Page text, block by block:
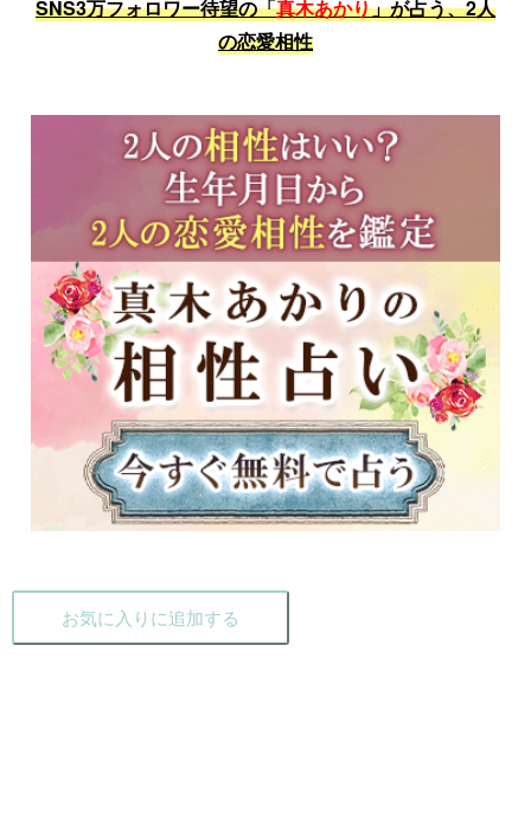
SNS3万フォロワー待望の「真木あかり」が占う、2人
の恋愛相性
お気に入りに追加する